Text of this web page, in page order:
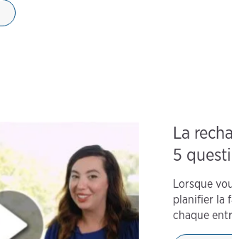
La
5
Lorsque
planifier la
chaque